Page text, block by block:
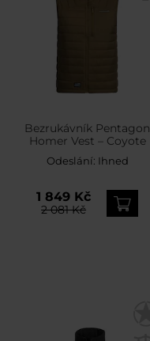
Bezrukávník Pentagon
Homer Vest – Coyote
Odeslání: Ihned
1 849 Kč
2 081 Kč